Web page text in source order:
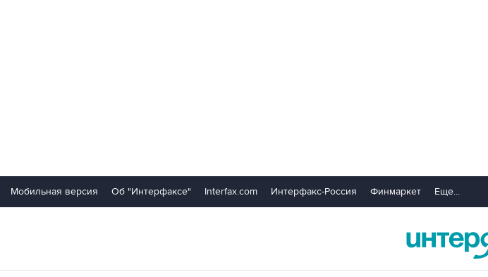
Мобильная версия Об "Интерфаксе" Interfax.com Интерфакс-Россия Финмаркет Еще...